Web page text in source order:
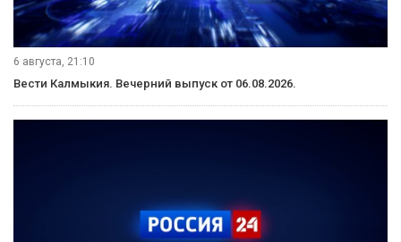
6 августа, 21:10
Вести Калмыкия. Вечерний выпуск от 06.08.2026.